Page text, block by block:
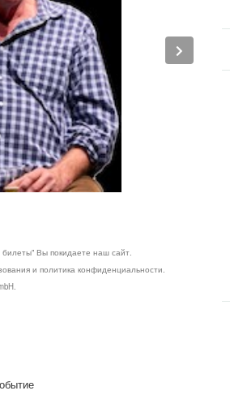
билеты" Вы покидаете наш сайт.
и политика конфиденциальности.